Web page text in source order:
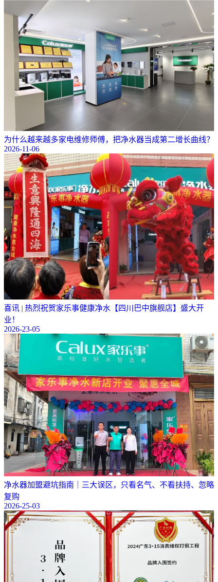
为什么越来越多家电维修师傅，把净水器当成第二增长曲线？
2026-11-06
喜讯 | 热烈祝贺家乐事健康净水【四川巴中旗舰店】盛大开
业！
2026-23-05
净水器加盟避坑指南｜三大误区，只看名气、不看扶持、忽略
复购
2026-25-03